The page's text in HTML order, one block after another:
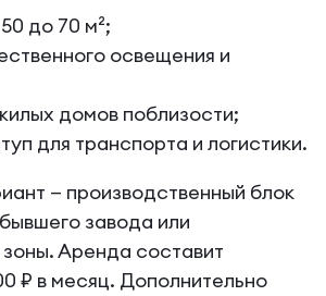
до 70 м²;
освещения и
домов поблизости;
для транспорта и логистики.
— производственный блок
завода или
Аренда составит
₽ в месяц. Дополнительно